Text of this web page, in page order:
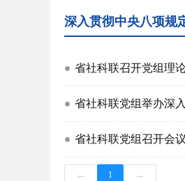
深入贯彻中央八项规
省社科联召开党组理
省社科联党组举办深
省社科联党组召开会
← 1 →